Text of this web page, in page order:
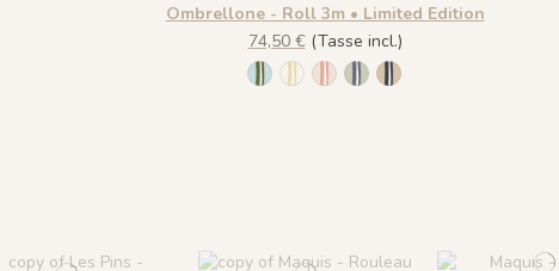
Ombrellone - Roll 3m • Limited Edition
74,50 €(Tasse incl.)
1138 - Menthe à l'eau
1139 - Limonade
1140 - Grenadine
1141 - Café Glacé
1170 - Café Glacé